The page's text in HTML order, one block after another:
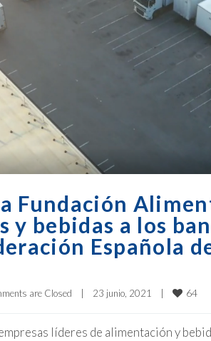
Fundación
y bebidas a los
Española
are Closed 23 junio, 2021 64
líderes de alimentación y